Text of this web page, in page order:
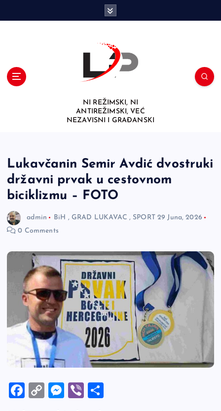
NI REŽIMSKI, NI
ANTIREŽIMSKI, VEĆ
NEZAVISNI I GRAĐANSKI
Lukavčanin Semir Avdić dvostruki
državni prvak u cestovnom
biciklizmu – FOTO
admin BiH , GRAD LUKAVAC , SPORT 29 Juna, 2026
0 Comments
F
C
M
Vi